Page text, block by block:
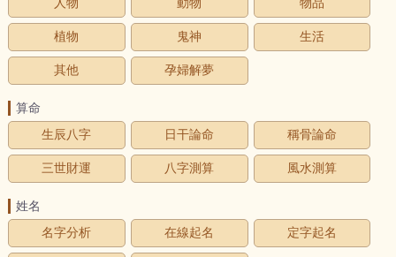
植物 鬼神 生活
其他 孕婦解夢
算命
生辰八字
日干論命 稱骨論命
三世財運 八字測算 風水測算
姓名
名字分析
在線起名 定字起名